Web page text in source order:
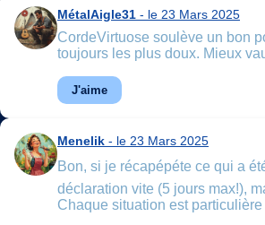
MétalAigle31 - le 23 Mars 2025
CordeVirtuose soulève un bon
toujours les plus doux. Mieux
J'aime
Menelik - le 23 Mars 2025
Bon, si je récapépéte ce qui a
déclaration vite (5 jours max!),
Chaque situation est particulière